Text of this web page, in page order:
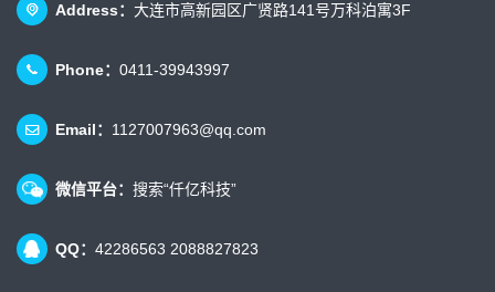
Address： 大连市高新园区广贤路141号万科泊寓3F
Phone： 0411-39943997
Email： 1127007963@qq.com
微信平台： 搜索“仟亿科技”
QQ： 42286563 2088827823